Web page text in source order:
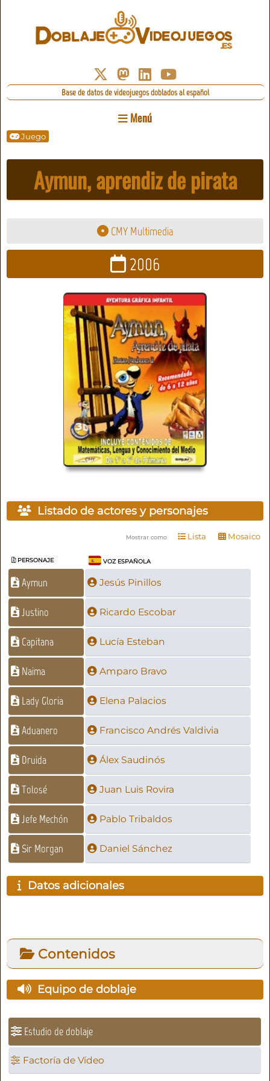
Base de datos de videojuegos doblados al español
Menú
Juego
Aymun, aprendiz de pirata
CMY Multimedia
2006
Listado de actores y personajes
Mostrar como Lista Mosaico
PERSONAJE VOZ ESPAÑOLA
Aymun Jesús Pinillos
Justino Ricardo Escobar
Capitana Lucía Esteban
Naima Amparo Bravo
Lady Gloria Elena Palacios
Aduanero Francisco Andrés Valdivia
Druida Álex Saudinós
Tolosé Juan Luis Rovira
Jefe Mechón Pablo Tribaldos
Sir Morgan Daniel Sánchez
Datos adicionales
Contenidos
Equipo de doblaje
Estudio de doblaje
Factoría de Vídeo